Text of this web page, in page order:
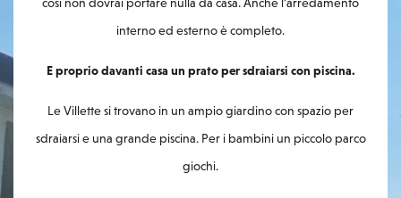
interno ed esterno è completo.
E proprio davanti casa un prato per sdraiarsi con piscina.
Le Villette si trovano in un ampio giardino con spazio per
sdraiarsi e una grande piscina. Per i bambini un piccolo parco
giochi.